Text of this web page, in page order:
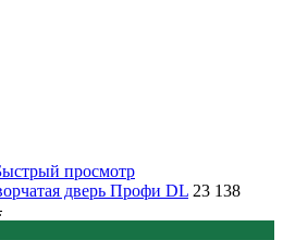
просмотр
дверь Профи DL 23 138